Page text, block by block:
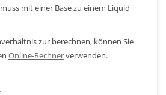
mit einer Base zu einem Liquid
zur berechnen, können Sie
Online-Rechnerverwenden.